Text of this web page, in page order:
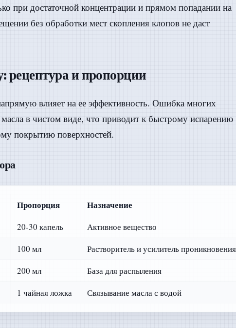
при достаточной концентрации и прямом попадании на
без обработки мест скопления клопов не даст
рецептура и пропорции
влияет на ее эффективность. Ошибка многих
в чистом виде, что приводит к быстрому испарению
покрытию поверхностей.
Пропорция Назначение
20-30 капель
Активное вещество
100 мл
Растворитель и усилитель проникновения
200 мл
База для распыления
1 чайная ложка Связывание масла с водой